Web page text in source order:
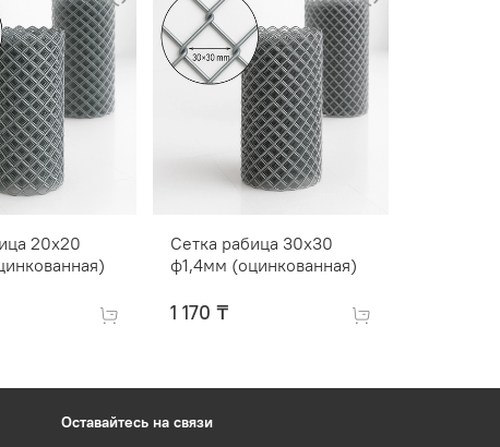
20х20
Сетка рабица 30х30
ф1,4мм (оцинкованная)
1 170 ₸
Оставайтесь на связи